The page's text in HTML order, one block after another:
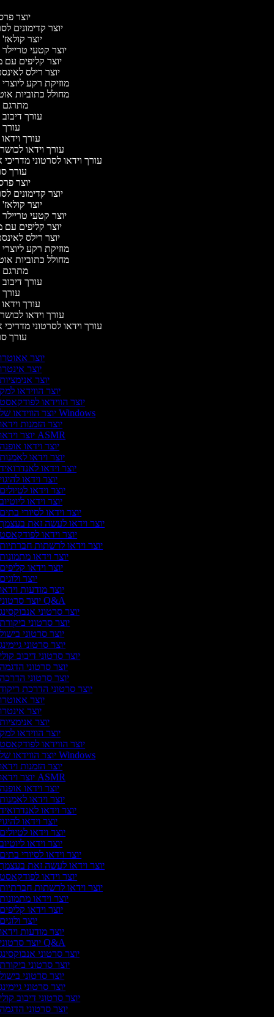
יוצר
יוצר קדימונים
יוצר
יוצר קטעי
יוצר קליפים
יוצר רילס
מוזיקת רקע
מחולל כתוביות
מתרגם
עורך
עורך
עורך וידאו
עורך וידאו לסרטוני
עורך
יוצר
יוצר קדימונים
יוצר
יוצר קטעי
יוצר קליפים
יוצר רילס
מוזיקת רקע
מחולל כתוביות
מתרגם
עורך
עורך
עורך וידאו
עורך וידאו לסרטוני
עורך
יוצר
יוצר
יוצר
יוצר הווידאו
יוצר הווידאו
יוצר הווידאו של Windows
יוצר הזמנות
יוצר וידאו ASMR
יוצר וידאו
יוצר וידאו
יוצר וידאו
יוצר וידאו
יוצר וידאו
יוצר וידאו
יוצר וידאו לסיורי
יוצר וידאו לעשה זאת
יוצר וידאו
יוצר וידאו לרשתות
יוצר וידאו
יוצר וידאו
יוצר
יוצר מודעות
יוצר סרטוני Q&A
יוצר סרטוני
יוצר סרטוני
יוצר סרטוני
יוצר סרטוני
יוצר סרטוני דיבוב
יוצר סרטוני
יוצר סרטוני
יוצר סרטוני הדרכת
יוצר
יוצר
יוצר
יוצר הווידאו
יוצר הווידאו
יוצר הווידאו של Windows
יוצר הזמנות
יוצר וידאו ASMR
יוצר וידאו
יוצר וידאו
יוצר וידאו
יוצר וידאו
יוצר וידאו
יוצר וידאו
יוצר וידאו לסיורי
יוצר וידאו לעשה זאת
יוצר וידאו
יוצר וידאו לרשתות
יוצר וידאו
יוצר וידאו
יוצר
יוצר מודעות
יוצר סרטוני Q&A
יוצר סרטוני
יוצר סרטוני
יוצר סרטוני
יוצר סרטוני
יוצר סרטוני דיבוב
יוצר סרטוני